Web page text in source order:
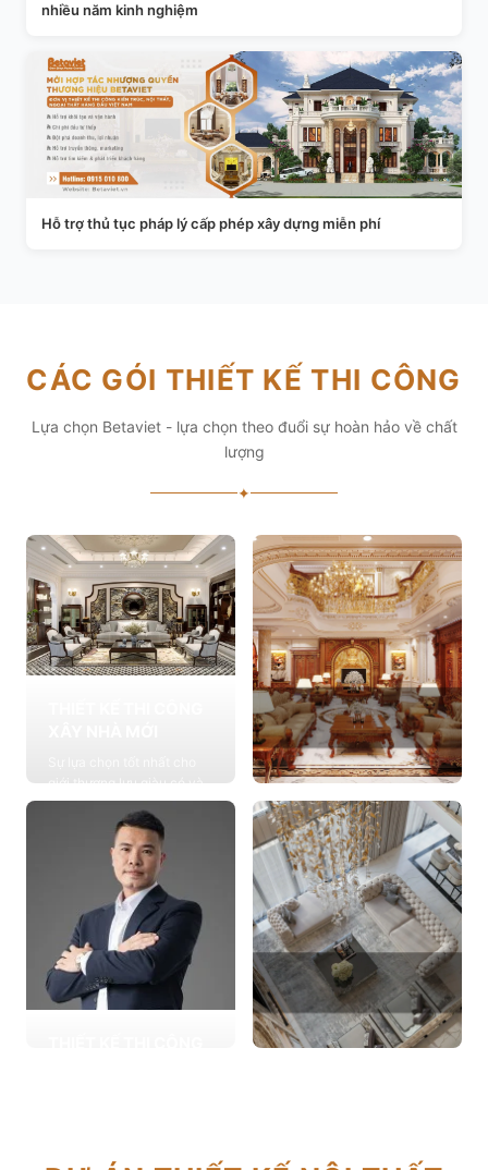
nhiều năm kinh nghiệm
Hỗ trợ thủ tục pháp lý cấp phép xây dựng miễn phí
CÁC GÓI THIẾT KẾ THI CÔNG
Lựa chọn Betaviet - lựa chọn theo đuổi sự hoàn hảo về chất
lượng
✦
giới thượng lưu giàu có và
đẳng cấp, cung cấp các
giải pháp thiết kế chuyên
Xem chi tiết
THIẾT KẾ THI CÔNG
NỘI THẤT
Cung cấp các giải pháp
theo phong cách sống với
thiết kế nội thất thông minh
mang tính thẩm mỹ cao
Xem chi tiết
lựa chọn từ các gia đình